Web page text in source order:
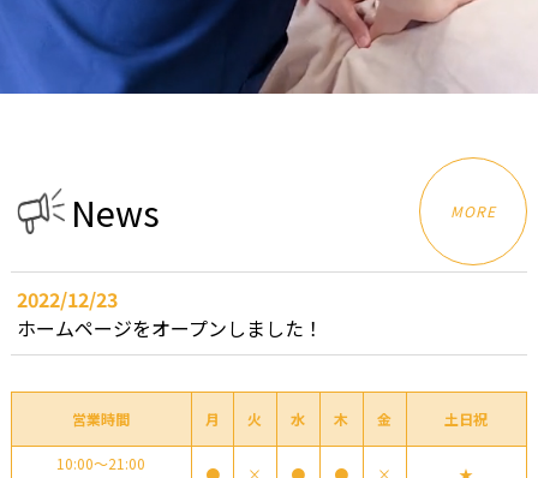
News MORE
2022/12/23
ホームページをオープンしました！
営業時間 月 火 水 木 金 土日祝
10:00～21:00
● × ● ● × ★